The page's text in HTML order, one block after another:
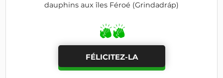
dauphins aux îles Féroé (Grindadráp)
FÉLICITEZ-LA